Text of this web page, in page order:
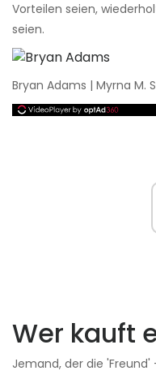
Vorteilen seien,
seien.
Bryan Adams | Myrna M.
Wer kauft
Jemand, der die